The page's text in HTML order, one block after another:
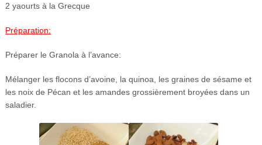
2 yaourts à la Grecque
Préparation:
Préparer le Granola à l’avance:
Mélanger les flocons d’avoine, la quinoa, les graines de sésame et
les noix de Pécan et les amandes grossièrement broyées dans un
saladier.